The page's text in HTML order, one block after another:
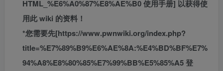
HTML_%E6%A0%87%E8%AE%B0 使用手册] 以获得使
用此 wiki 的资料！
*您需要先[https://www.pwnwiki.org/index.php?
title=%E7%89%B9%E6%AE%8A:%E4%BD%BF%E7%
94%A8%E8%80%85%E7%99%BB%E5%85%A5 登